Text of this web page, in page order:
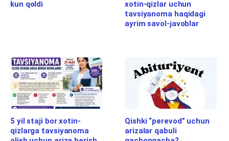
kun qoldi
xotin-qizlar uchun
tavsiyanoma haqidagi
ayrim savol-javoblar
5 yil staji bor xotin-
qizlarga tavsiyanoma
Qishki “perevod” uchun
arizalar qabuli